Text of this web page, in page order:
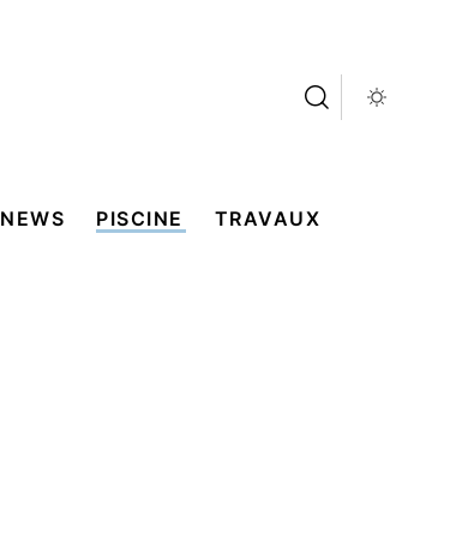
NEWS PISCINE TRAVAUX